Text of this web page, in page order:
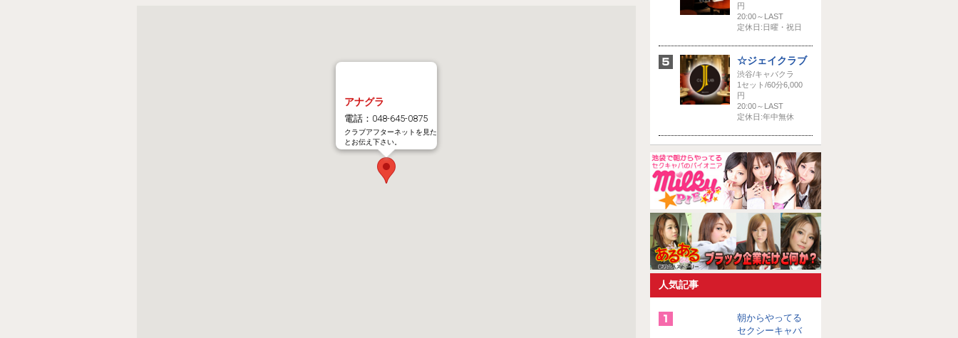
アナグラ
電話：048-645-0875
クラブアフターネットを見た
とお伝え下さい。
円
20:00～LAST
定休日:日曜・祝日
☆ジェイクラブ
渋谷/キャバクラ
1セット/60分6,000
円
20:00～LAST
定休日:年中無休
人気記事
朝からやってる
セクシーキャバ